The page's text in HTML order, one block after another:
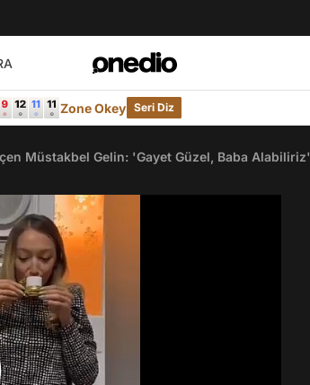
Zone Okey Seri Diz
Müstakbel Gelin: 'Gayet Güzel, Baba Alabiliriz'